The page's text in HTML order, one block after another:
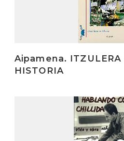
Aipamena. ITZULERA
HISTORIA